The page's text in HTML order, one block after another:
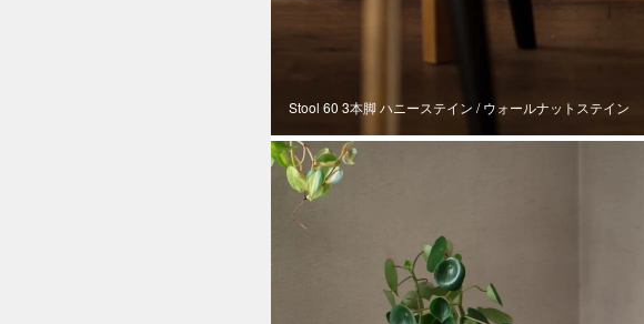
Stool 60 3本脚 ハニーステイン / ウォールナットステイン